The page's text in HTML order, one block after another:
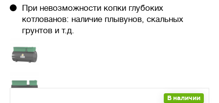
При невозможности копки глубоких
котлованов: наличие плывунов, скальных
грунтов и т.д.
В наличии